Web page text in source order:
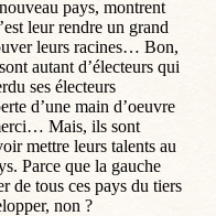
pays, montrent
leur rendre un grand
leurs racines… Bon,
autant d’électeurs qui
ses électeurs
d’une main d’oeuvre
Mais, ils sont
mettre leurs talents au
Parce que la gauche
de tous ces pays du tiers
non ?